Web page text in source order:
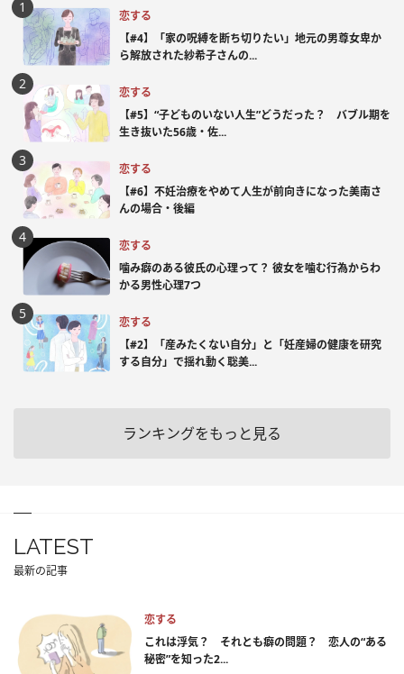
恋する
【#4】「家の呪縛を断ち切りたい」地元の男尊女卑か
ら解放された紗希子さんの...
恋する
【#5】“子どものいない人生”どうだった？ バブル期を
生き抜いた56歳・佐...
恋する
【#6】不妊治療をやめて人生が前向きになった美南さ
んの場合・後編
恋する
噛み癖のある彼氏の心理って？ 彼女を噛む行為からわ
かる男性心理7つ
恋する
【#2】「産みたくない自分」と「妊産婦の健康を研究
する自分」で揺れ動く聡美...
ランキングをもっと見る
LATEST
最新の記事
恋する
これは浮気？ それとも癖の問題？ 恋人の“ある
秘密”を知った2...